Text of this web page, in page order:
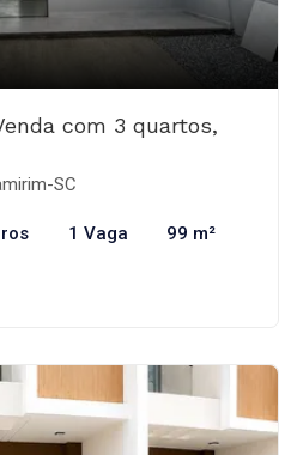
com 3 quartos,
SC
1 Vaga 99 m²